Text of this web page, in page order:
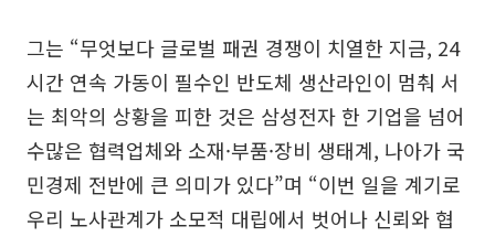
그는 “무엇보다 글로벌 패권 경쟁이 치열한 지금, 24
시간 연속 가동이 필수인 반도체 생산라인이 멈춰 서
는 최악의 상황을 피한 것은 삼성전자 한 기업을 넘어
수많은 협력업체와 소재·부품·장비 생태계, 나아가 국
민경제 전반에 큰 의미가 있다”며 “이번 일을 계기로
우리 노사관계가 소모적 대립에서 벗어나 신뢰와 협